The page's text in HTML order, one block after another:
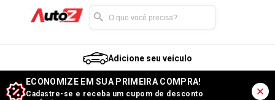
Adicione seu veículo
ECONOMIZE EM SUA PRIMEIRA COMPRA!
Cadastre-se e receba um cupom de desconto